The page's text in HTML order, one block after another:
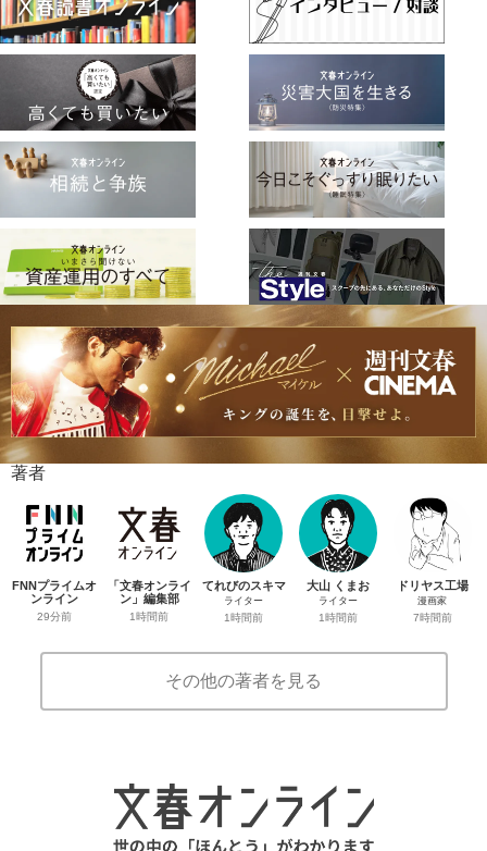
著者
FNNプライムオ
ンライン
29分前
「文春オンライ
ン」編集部
1時間前
てれびのスキマ
ライター
1時間前
大山 くまお
ライター
1時間前
ドリヤス工場
漫画家
7時間前
その他の著者を見る